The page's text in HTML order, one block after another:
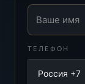
Ваше имя
ТЕЛЕФОН